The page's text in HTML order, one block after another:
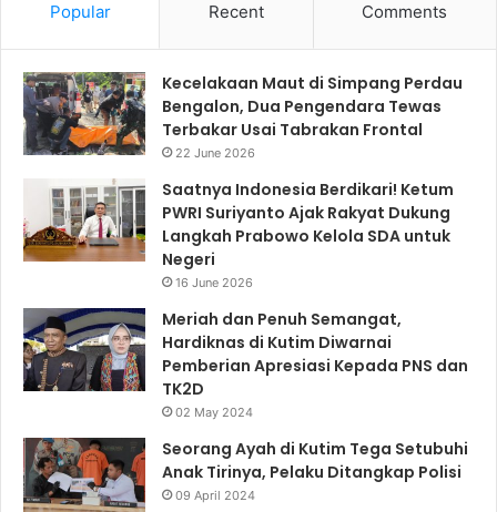
Popular Recent Comments
Kecelakaan Maut di Simpang Perdau
Bengalon, Dua Pengendara Tewas
Terbakar Usai Tabrakan Frontal
22 June 2026
Saatnya Indonesia Berdikari! Ketum
PWRI Suriyanto Ajak Rakyat Dukung
Langkah Prabowo Kelola SDA untuk
Negeri
16 June 2026
Meriah dan Penuh Semangat,
Hardiknas di Kutim Diwarnai
Pemberian Apresiasi Kepada PNS dan
TK2D
02 May 2024
Seorang Ayah di Kutim Tega Setubuhi
Anak Tirinya, Pelaku Ditangkap Polisi
09 April 2024